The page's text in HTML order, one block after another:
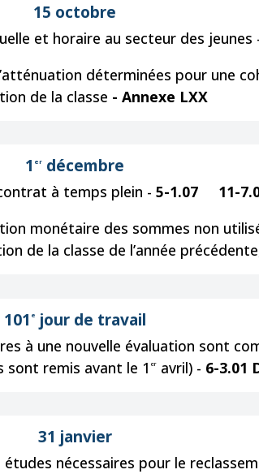
15 octobre
et horaire au secteur des jeunes
déterminées pour une
de la classe - Annexe LXX
1 er décembre
à temps plein - 5-1.07 11-
monétaire des sommes non
de la classe de l’année
101 e jour de travail
à une nouvelle évaluation sont
sont remis avant le 1 eravril) - 6-3.01
31 janvier
nécessaires pour le